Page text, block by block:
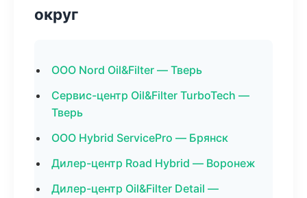
округ
ООО Nord Oil&Filter — Тверь
Сервис-центр Oil&Filter TurboTech —
Тверь
ООО Hybrid ServicePro — Брянск
Дилер-центр Road Hybrid — Воронеж
Дилер-центр Oil&Filter Detail —